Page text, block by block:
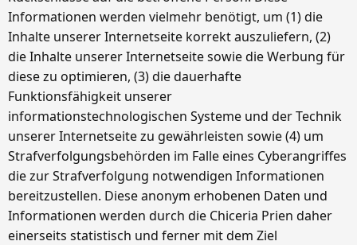
Informationen werden vielmehr benötigt, um (1) die
Inhalte unserer Internetseite korrekt auszuliefern, (2)
die Inhalte unserer Internetseite sowie die Werbung für
diese zu optimieren, (3) die dauerhafte
Funktionsfähigkeit unserer
informationstechnologischen Systeme und der Technik
unserer Internetseite zu gewährleisten sowie (4) um
Strafverfolgungsbehörden im Falle eines Cyberangriffes
die zur Strafverfolgung notwendigen Informationen
bereitzustellen. Diese anonym erhobenen Daten und
Informationen werden durch die Chiceria Prien daher
einerseits statistisch und ferner mit dem Ziel